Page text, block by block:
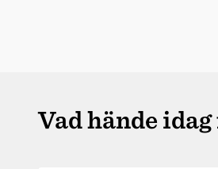
Vad hände